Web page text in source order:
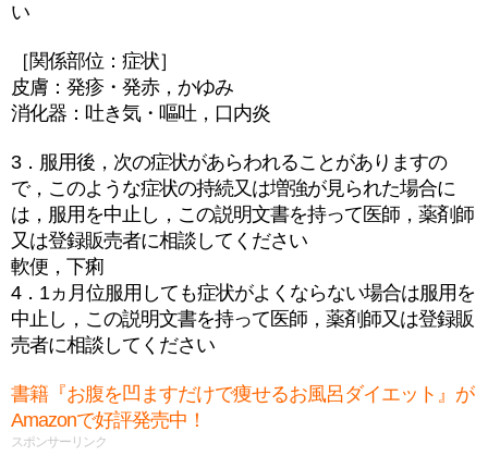
い
［関係部位：症状］
皮膚：発疹・発赤，かゆみ
消化器：吐き気・嘔吐，口内炎
3．服用後，次の症状があらわれることがありますの
で，このような症状の持続又は増強が見られた場合に
は，服用を中止し，この説明文書を持って医師，薬剤師
又は登録販売者に相談してください
軟便，下痢
4．1ヵ月位服用しても症状がよくならない場合は服用を
中止し，この説明文書を持って医師，薬剤師又は登録販
売者に相談してください
書籍『お腹を凹ますだけで痩せるお風呂ダイエット』が
Amazonで好評発売中！
スポンサーリンク